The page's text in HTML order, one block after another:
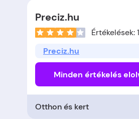
Preciz.hu
Értékelések:
Preciz.hu
Minden értékelés
Otthon és kert